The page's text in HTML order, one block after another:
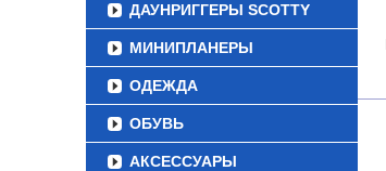
ДАУНРИГГЕРЫ SCOTTY
МИНИПЛАНЕРЫ
ОДЕЖДА
ОБУВЬ
АКСЕССУАРЫ